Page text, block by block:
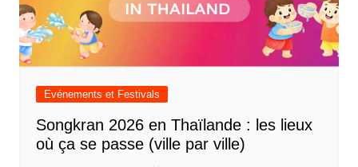
Evénements et Festivals
Songkran 2026 en Thaïlande : les lieux
où ça se passe (ville par ville)